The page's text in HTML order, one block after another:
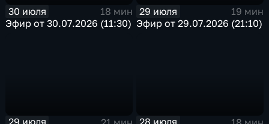
30 июля
18 мин
Эфир от 30.07.2026 (11:30)
29 июля
19 мин
Эфир от 29.07.2026 (21:10)